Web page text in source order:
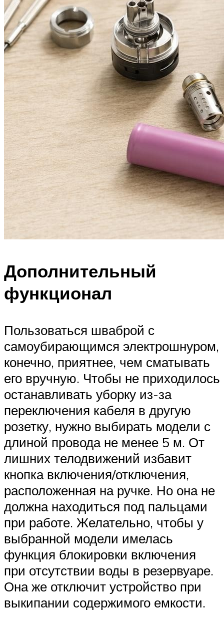
Дополнительный
функционал
Пользоваться шваброй с
самоубирающимся электрошнуром,
конечно, приятнее, чем сматывать
его вручную. Чтобы не приходилось
останавливать уборку из-за
переключения кабеля в другую
розетку, нужно выбирать модели с
длиной провода не менее 5 м. От
лишних телодвижений избавит
кнопка включения/отключения,
расположенная на ручке. Но она не
должна находиться под пальцами
при работе. Желательно, чтобы у
выбранной модели имелась
функция блокировки включения
при отсутствии воды в резервуаре.
Она же отключит устройство при
выкипании содержимого емкости.